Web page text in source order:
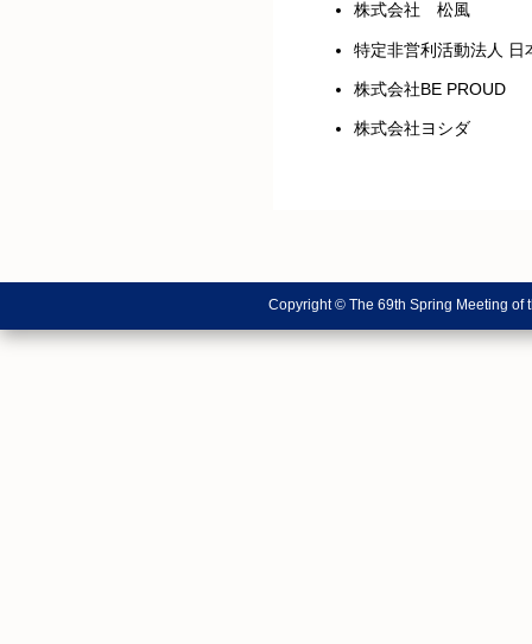
株式会社 松風
特定非営利活動法人 日
株式会社BE PROUD
株式会社ヨシダ
Copyright © The 69th Spring Meeting of